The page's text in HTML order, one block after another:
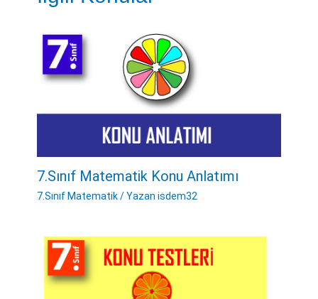
7.Sınıf Matematik Konu Anlatımı
7.Sınıf Matematik/ Yazan isdem32